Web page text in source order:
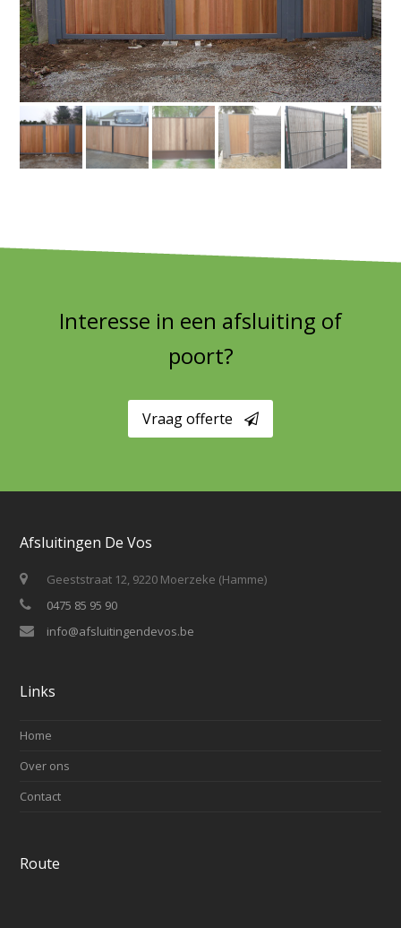
Interesse in een afsluiting of
poort?
Vraag offerte
Afsluitingen De Vos
Geeststraat 12, 9220 Moerzeke (Hamme)
0475 85 95 90
info@afsluitingendevos.be
Links
Home
Over ons
Contact
Route